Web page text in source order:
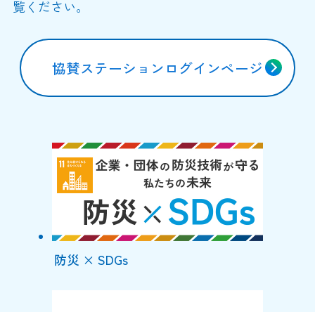
覧ください。
協賛ステーションログインページ
防災 × SDGs